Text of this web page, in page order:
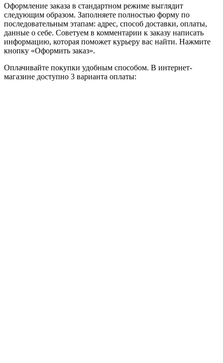
Оформление заказа в стандартном режиме выглядит
следующим образом. Заполняете полностью форму по
последовательным этапам: адрес, способ доставки, оплаты,
данные о себе. Советуем в комментарии к заказу написать
информацию, которая поможет курьеру вас найти. Нажмите
кнопку «Оформить заказ».
Оплачивайте покупки удобным способом. В интернет-
магазине доступно 3 варианта оплаты: